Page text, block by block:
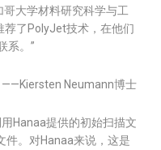
大学材料研究科学与工
荐了PolyJet技术，在他们
系。”
——Kiersten Neumann博士
Hanaa提供的初始扫描文
件。对Hanaa来说，这是